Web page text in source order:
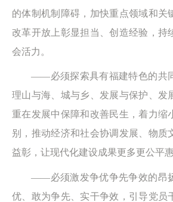
的体制机制障碍，加快重点领域和关
改革开放上彰显担当、创造经验，持
会活力。
——必须探索具有福建特色的共
理山与海、城与乡、发展与保护、发
重在发展中保障和改善民生，着力缩
别，推动经济和社会协调发展、物质
益彰，让现代化建设成果更多更公平
——必须激发争优争先争效的昂
优、敢为争先、实干争效，引导党员